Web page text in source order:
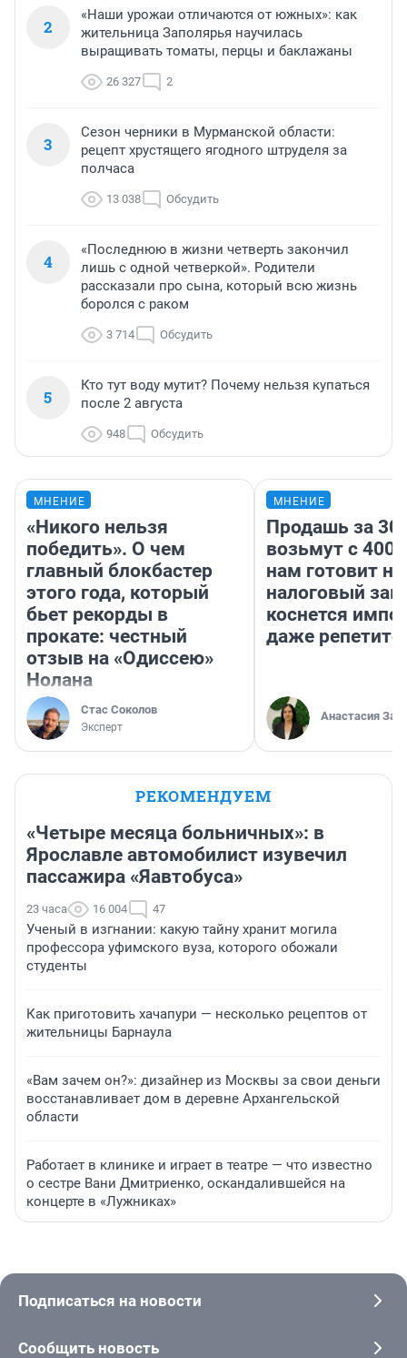
2
«Наши урожаи отличаются от южных»: как
жительница Заполярья научилась
выращивать томаты, перцы и баклажаны
26 327 2
3
Сезон черники в Мурманской области:
рецепт хрустящего ягодного штруделя за
полчаса
13 038 Обсудить
4
«Последнюю в жизни четверть закончил
лишь с одной четверкой». Родители
рассказали про сына, который всю жизнь
боролся с раком
3 714 Обсудить
5
Кто тут воду мутит? Почему нельзя купаться
после 2 августа
948 Обсудить
МНЕНИЕ
«Никого нельзя
победить». О чем
главный блокбастер
этого года, который
бьет рекорды в
прокате: честный
отзыв на «Одиссею»
Нолана
Стас Соколов
Эксперт
МНЕНИЕ
Продашь за
возьмут с
нам готовит
налоговый
коснется
даже
Анастасия
РЕКОМЕНДУЕМ
«Четыре месяца больничных»: в
Ярославле автомобилист изувечил
пассажира «Яавтобуса»
23 часа 16 004 47
Ученый в изгнании: какую тайну хранит могила
профессора уфимского вуза, которого обожали
студенты
Как приготовить хачапури — несколько рецептов от
жительницы Барнаула
«Вам зачем он?»: дизайнер из Москвы за свои деньги
восстанавливает дом в деревне Архангельской
области
Работает в клинике и играет в театре — что известно
о сестре Вани Дмитриенко, оскандалившейся на
концерте в «Лужниках»
Подписаться на новости
Сообщить новость